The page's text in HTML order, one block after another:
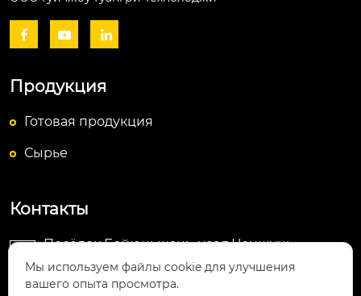
  
Продукция
Готовая продукция
Сырье
Контакты
Посёлок Байюньшань, уезд Чаншунь,
провинция Гуйчжоу
Мы используем файлы cookie для улучшения
вашего опыта просмотра.